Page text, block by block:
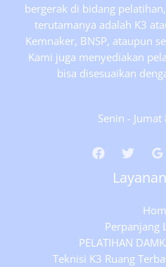
bergerak di bidang
terutamanya adalah K3
Kemnaker, BNSP, ataupun
Kami juga menyediakan
bisa disesuaikan
Senin -
Perpanjang
PELATIHAN
Teknisi K3 Ruang